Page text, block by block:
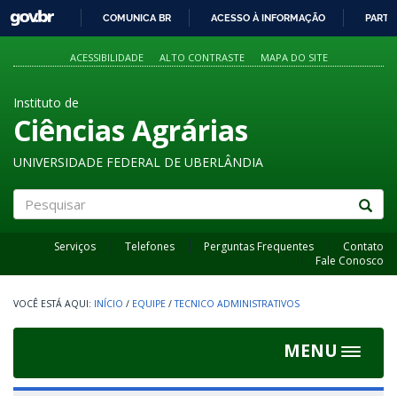
PARA
O
GOVBR
COMUNICA BR ACESSO À INFORMAÇÃO
ACESSIBILIDADE ALTO CONTRASTE MAPA DO SITE
Instituto de
Ciências Agrárias
UNIVERSIDADE FEDERAL DE UBERLÂNDIA
Serviços Telefones Perguntas Frequentes
Contato
Fale Conosco
INÍCIO / EQUIPE / TECNICO ADMINISTRATIVOS
MENU
Toggle